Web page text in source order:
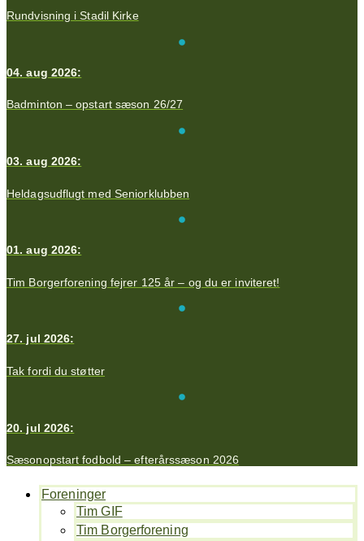
Rundvisning i Stadil Kirke
04. aug 2026:
Badminton – opstart sæson 26/27
03. aug 2026:
Heldagsudflugt med Seniorklubben
01. aug 2026:
Tim Borgerforening fejrer 125 år – og du er inviteret!
27. jul 2026:
Tak fordi du støtter
20. jul 2026:
Sæsonopstart fodbold – efterårssæson 2026
Foreninger
Tim GIF
Tim Borgerforening